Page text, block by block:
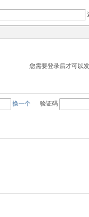
您需要登录后才可以
换一个 验证码